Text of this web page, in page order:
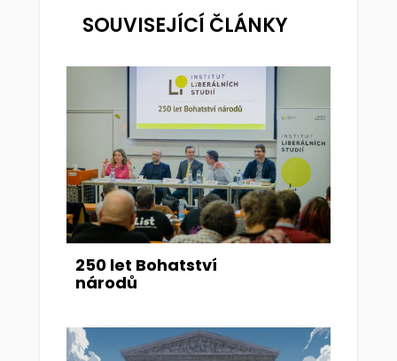
SOUVISEJÍCÍ ČLÁNKY
250 let Bohatství
národů